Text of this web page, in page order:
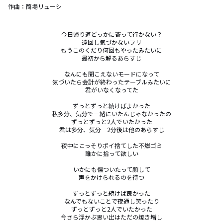
作曲： 筒場リューシ
今日帰り道どっかに寄って行かない？
遠回し気づかないフリ
もうこのくだり何回もやったみたいに
最初から解るあらすじ
なんにも聞こえないモードになって
気づいたら会計が終わったテーブルみたいに
君がいなくなってた
ずっとずっと続けばよかった
私多分、気分で一緒にいたんじゃなかったの
ずっとずっと2人でいたかった
君は多分、気分　2分後は他のあらすじ
夜中にこっそりポイ捨てした不燃ゴミ
誰かに拾って欲しい
いかにも傷ついたって顔して
声をかけられるのを待つ
ずっとずっと続けば良かった
なんでもないことで夜通し笑ったり
ずっとずっと2人でいたかった
今さら浮かぶ思い出はただの焼き増し